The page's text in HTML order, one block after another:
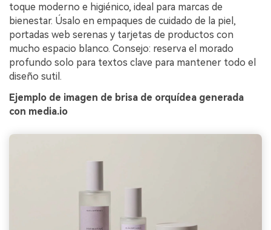
toque moderno e higiénico, ideal para marcas de
bienestar. Úsalo en empaques de cuidado de la piel,
portadas web serenas y tarjetas de productos con
mucho espacio blanco. Consejo: reserva el morado
profundo solo para textos clave para mantener todo el
diseño sutil.
Ejemplo de imagen de brisa de orquídea generada
con media.io